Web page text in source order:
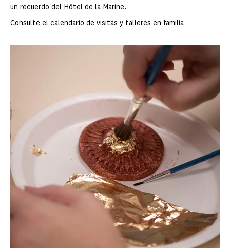
un recuerdo del Hôtel de la Marine.
Consulte el calendario de visitas y talleres en familia